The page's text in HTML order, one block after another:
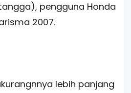
pengguna Honda
2007.
lebih panjang